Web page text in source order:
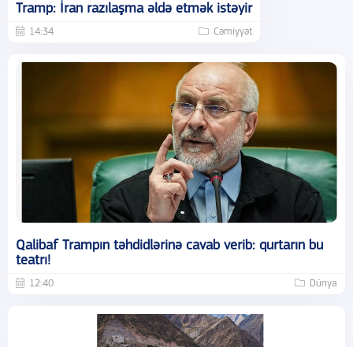
Tramp: İran razılaşma əldə etmək istəyir
14:34 Cəmiyyət
Qalibaf Trampın təhdidlərinə cavab verib: qurtarın bu
teatrı!
12:40 Dünya